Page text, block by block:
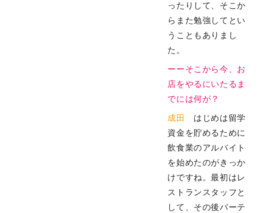
ったりして、そこか
らまた勉強してとい
うこともありまし
た。
ーーそこから今、お
店をやるにいたるま
でには何が？
成田
はじめは留学
資金を貯めるために
飲食業のアルバイト
を始めたのがきっか
けですね。最初はレ
ストランスタッフと
して、その後バーテ